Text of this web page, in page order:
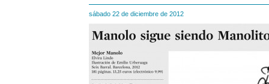
sábado 22 de diciembre de 2012